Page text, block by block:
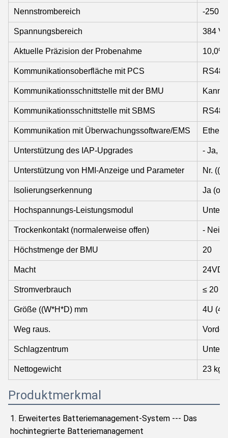
Nennstrombereich -250 A
Spannungsbereich 384 V
Aktuelle Präzision der Probenahme 10,0%
Kommunikationsoberfläche mit PCS
Kommunikationsschnittstelle mit der BMU Kann
Kommunikationsschnittstelle mit SBMS
Kommunikation mit Überwachungssoftware/EMS
Unterstützung des IAP-Upgrades - Ja,
Unterstützung von HMI-Anzeige und Parameter Nr.
Isolierungserkennung Ja
Hochspannungs-Leistungsmodul
Trockenkontakt (normalerweise offen) - Nein.
Höchstmenge der BMU 20
Macht
Stromverbrauch ≤ 20 W
Größe ((W*H*D) mm 4U
Weg raus.
Schlagzentrum
Nettogewicht 23 kg
Produktmerkmal
1. Erweitertes Batteriemanagement-System --- Das
hochintegrierte Batteriemanagement